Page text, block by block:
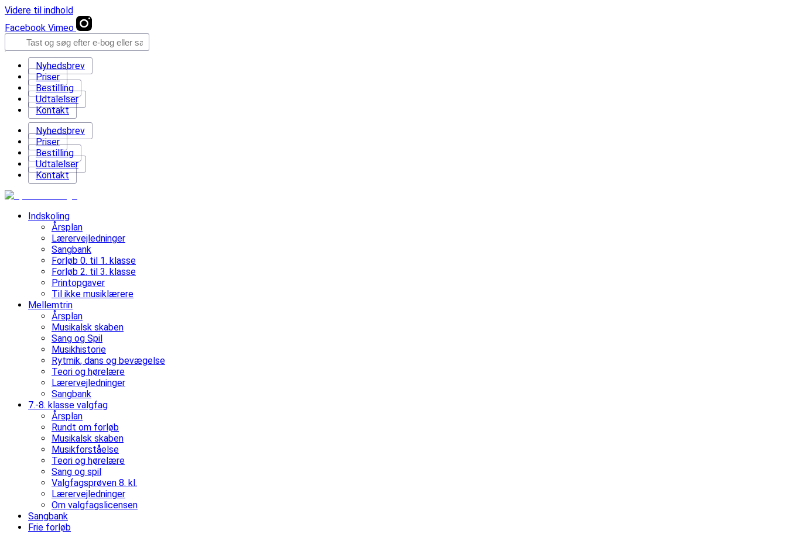
Videre til indhold
Facebook Vimeo
Nyhedsbrev
Priser
Bestilling
Udtalelser
Kontakt
Nyhedsbrev
Priser
Bestilling
Udtalelser
Kontakt
Indskoling
Årsplan
Lærervejledninger
Sangbank
Forløb 0. til 1. klasse
Forløb 2. til 3. klasse
Printopgaver
Til ikke musiklærere
Mellemtrin
Årsplan
Musikalsk skaben
Sang og Spil
Musikhistorie
Rytmik, dans og bevægelse
Teori og hørelære
Lærervejledninger
Sangbank
7.-8. klasse valgfag
Årsplan
Rundt om forløb
Musikalsk skaben
Musikforståelse
Teori og hørelære
Sang og spil
Valgfagsprøven 8. kl.
Lærervejledninger
Om valgfagslicensen
Sangbank
Frie forløb